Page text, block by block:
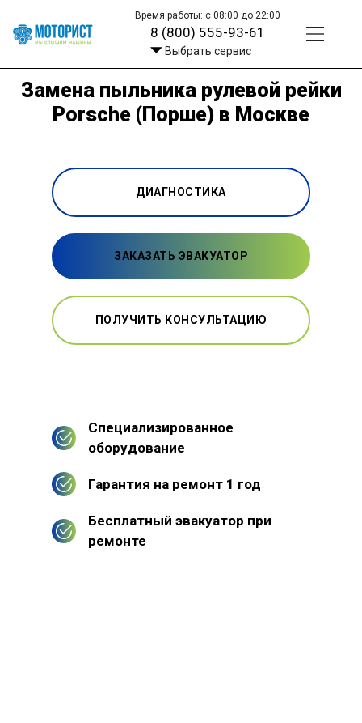
Время работы: с 08:00 до 22:00
8 (800) 555-93-61
Выбрать сервис
Замена пыльника рулевой рейки
Porsche (Порше) в Москве
ДИАГНОСТИКА
ЗАКАЗАТЬ ЭВАКУАТОР
ПОЛУЧИТЬ КОНСУЛЬТАЦИЮ
Специализированное
оборудование
Гарантия на ремонт 1 год
Бесплатный эвакуатор при
ремонте